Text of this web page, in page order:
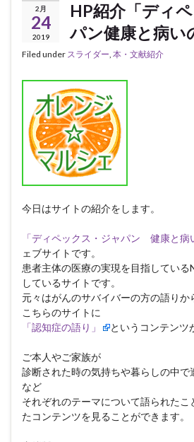
2月
24
2019
HP紹介「ディ
パン健康と病い
Filed under スライダー, 本・文献紹介
今日はサイトの紹介をします。
「ディペックス・ジャパン 健康と病
ェブサイトです。
患者主体の医療の実現を目指してい
しているサイトです。
元々はがんのサバイバーの方の語り
こちらのサイトに
「認知症の語り」
というコンテンツ
ご本人やご家族が
診断された時の気持ちや暮らしの中で
など
それぞれのテーマについて語られた
たコンテンツを見ることができます。